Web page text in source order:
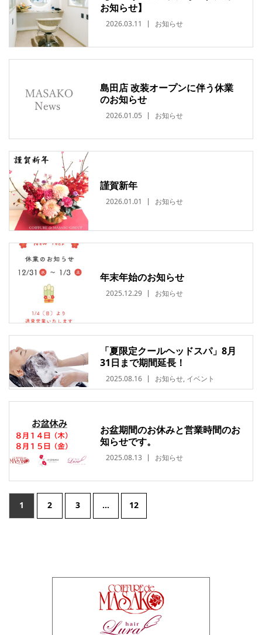
お知らせ】
2026.03.11 お知らせ
島田店 改装オープンに伴う休業
のお知らせ
2026.01.05 お知らせ
謹賀新年
2026.01.01 お知らせ
年末年始のお知らせ
2025.12.29 お知らせ
「夏限定クールヘッドスパ」8月
31日まで期間延長！
2025.08.16 お知らせ, イベント
お盆期間のお休みと営業時間のお
知らせです。
2025.08.13 お知らせ
1 2 3 … 12